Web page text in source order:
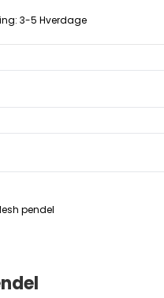
3-5 Hverdage
pendel